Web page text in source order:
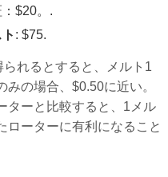
$20。.
: $75.
れるとすると、メルト1
の場合、$0.50に近い。
ターと比較すると、1メル
ローターに有利になること